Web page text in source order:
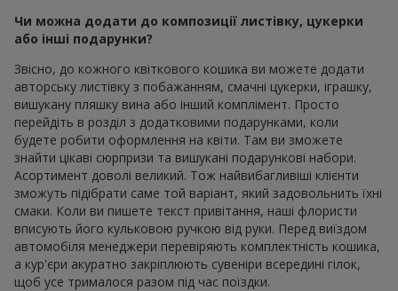
Чи можна додати до композиції листівку, цукерки
або інші подарунки?
Звісно, до кожного квіткового кошика ви можете додати
авторську листівку з побажанням, смачні цукерки, іграшку,
вишукану пляшку вина або інший комплімент. Просто
перейдіть в розділ з додатковими подарунками, коли
будете робити оформлення на квіти. Там ви зможете
знайти цікаві сюрпризи та вишукані подарункові набори.
Асортимент доволі великий. Тож найвибагливіші клієнти
зможуть підібрати саме той варіант, який задовольнить їхні
смаки. Коли ви пишете текст привітання, наші флористи
вписують його кульковою ручкою від руки. Перед виїздом
автомобіля менеджери перевіряють комплектність кошика,
а кур'єри акуратно закріплюють сувеніри всередині гілок,
щоб усе трималося разом під час поїздки.